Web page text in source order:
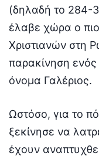
(δηλαδή το 284-
έλαβε χώρα ο
Χριστιανών στη
παρακίνηση
όνομα Γαλέριος.
Ωστόσο, για το
ξεκίνησε να
έχουν